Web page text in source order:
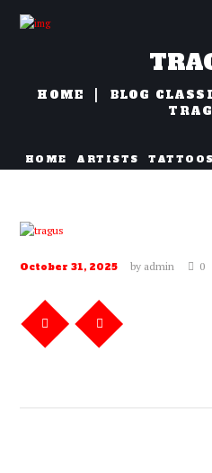
HOME ARTISTS TATTOOS
HOME BLOG
October 31, 2025 by admin 0